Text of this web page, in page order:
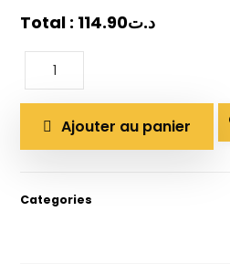
Total : 114.90د.ت
Ajouter au panier
Categories